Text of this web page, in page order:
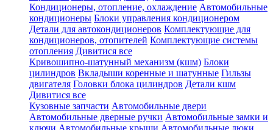
Кондиционеры, отопление, охлаждение Автомобильные
кондиционеры Блоки управления кондиционером
Детали для автокондиционеров Комплектующие для
кондиционеров, отопителей Комплектующие системы
отопления Дивитися все
Кривошипно-шатунный механизм (кшм) Блоки
цилиндров Вкладыши коренные и шатунные Гильзы
двигателя Головки блока цилиндров Детали кшм
Дивитися все
Кузовные запчасти Автомобильные двери
Автомобильные дверные ручки Автомобильные замки и
ключи Автомобильные крыши Автомобильные люки